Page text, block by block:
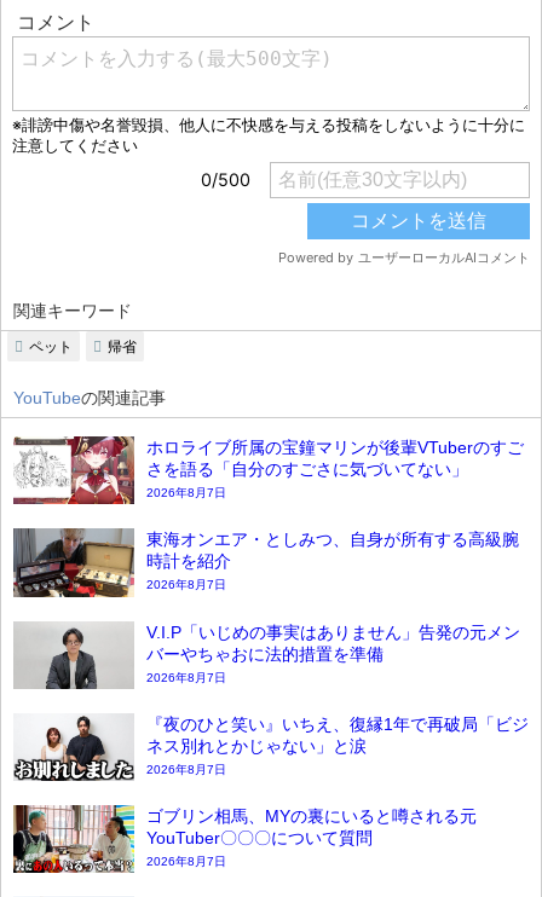
関連キーワード
ペット 帰省
YouTubeの関連記事
ホロライブ所属の宝鐘マリンが後輩VTuberのすご
さを語る「自分のすごさに気づいてない」
2026年8月7日
東海オンエア・としみつ、自身が所有する高級腕
時計を紹介
2026年8月7日
V.I.P「いじめの事実はありません」告発の元メン
バーやちゃおに法的措置を準備
2026年8月7日
『夜のひと笑い』いちえ、復縁1年で再破局「ビジ
ネス別れとかじゃない」と涙
2026年8月7日
ゴブリン相馬、MYの裏にいると噂される元
YouTuber〇〇〇について質問
2026年8月7日